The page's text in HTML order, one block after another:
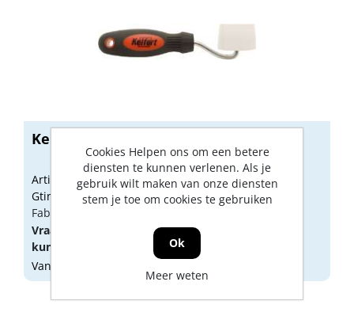
Kelfort nadenroller 47 x 34mm
Artikelnummer: 1526226
Gtin: 8714678033018
Fabrikant artikel nummer: 1526226
Vraag een
aan oflog in
kunnen zien.
Vandaag besteld, morgen geleverd
Cookies Helpen ons om een betere
diensten te kunnen verlenen. Als je
gebruik wilt maken van onze diensten
stem je toe om cookies te gebruiken
Ok
Meer weten